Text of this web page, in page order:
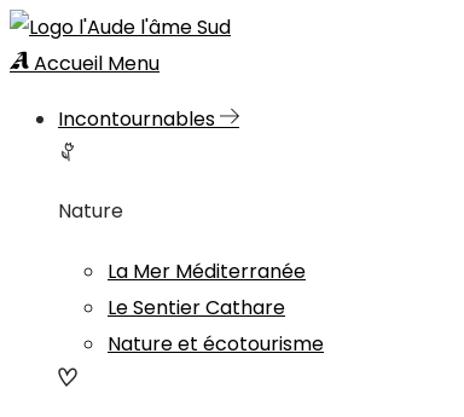
Accueil Menu
Incontournables
Nature
La Mer Méditerranée
Le Sentier Cathare
Nature et écotourisme